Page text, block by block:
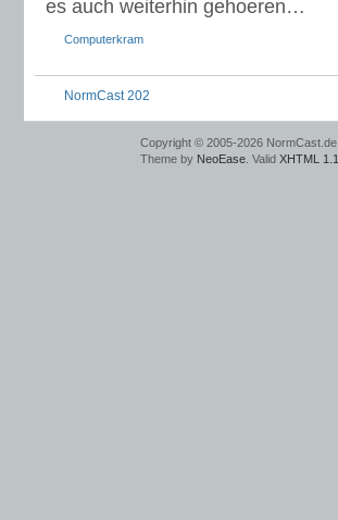
es auch weiterhin gehoeren…
Computerkram
NormCast 202
Copyright © 2005-2026 NormCast.de
Theme by NeoEase . Valid XHTML 1.1